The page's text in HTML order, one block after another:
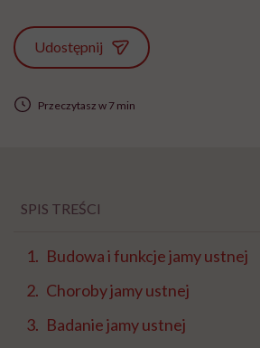
Udostępnij
Przeczytasz w 7 min
SPIS TREŚCI
Budowa i funkcje jamy ustnej
Choroby jamy ustnej
Badanie jamy ustnej